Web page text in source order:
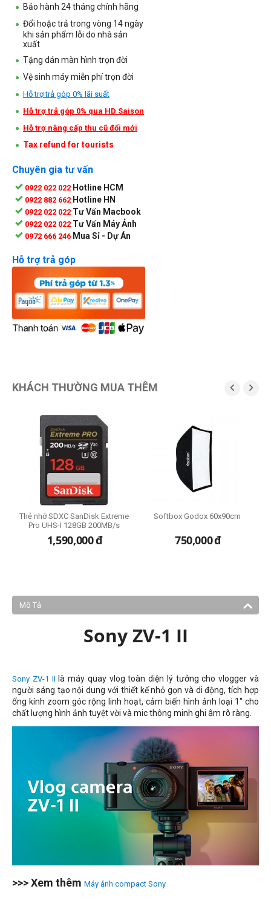
Bảo hành 24 tháng chính hãng
Đổi hoặc trả trong vòng 14 ngày
khi sản phẩm lỗi do nhà sản
xuất
Tặng dán màn hình trọn đời
Vệ sinh máy miễn phí trọn đời
Hỗ trợ trả góp 0% lãi suất
Hỗ trợ trả góp 0% qua HD Saison
Hỗ trợ nâng cấp thu cũ đổi mới
Tax refund for tourists
Chuyên gia tư vấn
0922 022 022 Hotline HCM
0922 882 662 Hotline HN
0922 022 022 Tư Vấn Macbook
0922 022 022 Tư Vấn Máy Ảnh
0972 666 246 Mua Sỉ - Dự Án
Hỗ trợ trả góp
KHÁCH THƯỜNG MUA THÊM  
Thẻ nhớ SDXC SanDisk Extreme
Pro UHS-I 128GB 200MB/s
1,590,000đ
Softbox Godox 60x90cm
750,000đ
Mô Tả
Sony ZV-1 II
Sony ZV-1 II là máy quay vlog toàn diện lý tưởng cho vlogger và
người sáng tạo nội dung với thiết kế nhỏ gọn và di động, tích hợp
ống kính zoom góc rộng linh hoạt, cảm biến hình ảnh loại 1" cho
chất lượng hình ảnh tuyệt vời và mic thông minh ghi âm rõ ràng.
>>> Xem thêm Máy ảnh compact Sony